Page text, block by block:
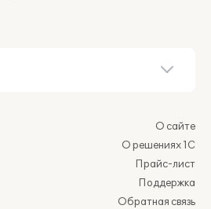
О сайте
О решениях 1С
Прайс-лист
Поддержка
Обратная связь